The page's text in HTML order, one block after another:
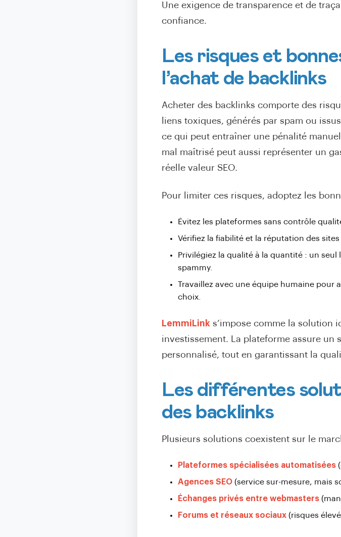
Une exigence de transparence et de
confiance.
Les risques et
l’achat de backlinks
Acheter des backlinks comporte des
liens toxiques, générés par spam ou
ce qui peut entraîner une pénalité
mal maîtrisé peut aussi représenter un
réelle valeur SEO.
Pour limiter ces risques, adoptez les
Évitez les plateformes sans contrôle
Vérifiez la fiabilité et la réputation des sites
Privilégiez la qualité à la quantité : un
spammy.
Travaillez avec une équipe humaine pour
choix.
LemmiLink s’impose comme la solution
investissement. La plateforme assure un
personnalisé, tout en garantissant la
Les différentes
des backlinks
Plusieurs solutions coexistent sur le
Plateformes spécialisées automatisées
Agences SEO (service sur-mesure, mais
Échanges privés entre webmasters
Forums et réseaux sociaux (risques